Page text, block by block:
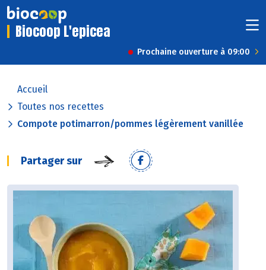
Biocoop L'epicea
Prochaine ouverture à 09:00
Accueil
Toutes nos recettes
Compote potimarron/pommes légèrement vanillée
Partager sur